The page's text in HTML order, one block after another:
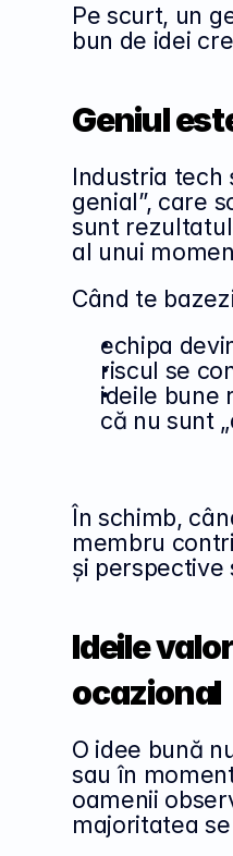
Pe scurt, un
bun de idei
Geniul
Industria tech
genial”, care
sunt
al unui
Când te
echipa
riscul se
ideile bune
că nu sunt
În schimb,
membru
și
Ideile
ocazional
O idee bună
sau în
oamenii
majoritatea